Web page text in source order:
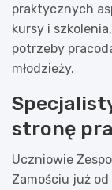
praktycznych
kursy i
potrzeby
młodzieży.
stronę
Uczniowie
Zamościu już